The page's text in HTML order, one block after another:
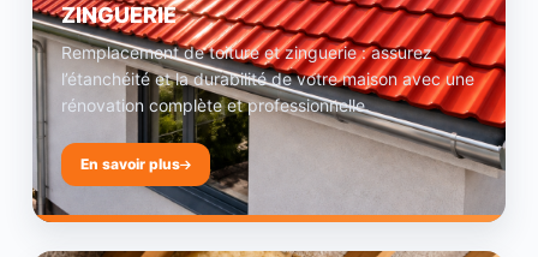
ZINGUERIE
Remplacement de toiture et zinguerie : assurez
l’étanchéité et la durabilité de votre maison avec une
rénovation complète et professionnelle.
En savoir plus